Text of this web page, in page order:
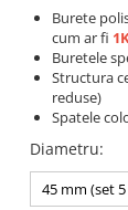
Burete
cum ar fi
Buretele
Structura
reduse)
Spatele
Diametru:
45 mm (set